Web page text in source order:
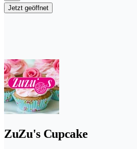
Jetzt geöffnet
ZuZu's Cupcake